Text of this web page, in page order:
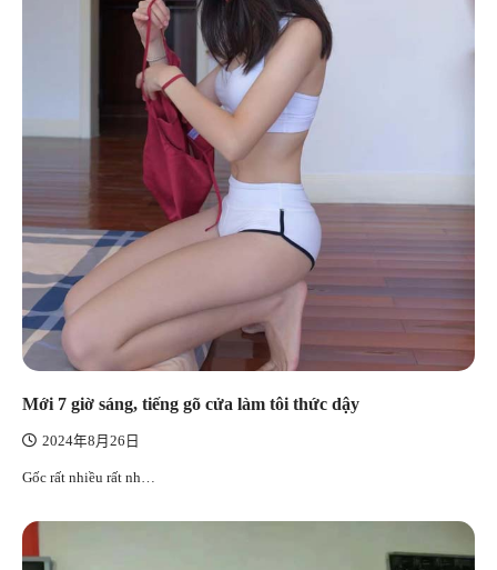
Mới 7 giờ sáng, tiếng gõ cửa làm tôi thức dậy
2024年8月26日
Gốc rất nhiều rất nh…